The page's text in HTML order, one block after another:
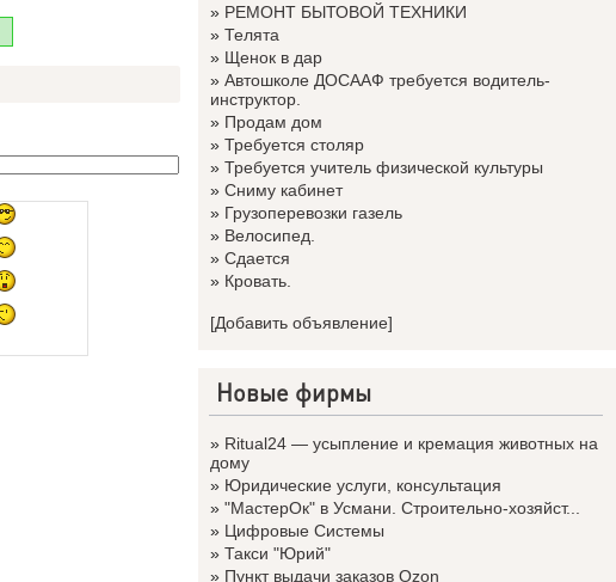
» РЕМОНТ БЫТОВОЙ ТЕХНИКИ
» Телята
» Щенок в дар
» Автошколе ДОСААФ требуется водитель-
инструктор.
» Продам дом
» Требуется столяр
» Требуется учитель физической культуры
» Сниму кабинет
» Грузоперевозки газель
» Велосипед.
» Сдается
» Кровать.
[Добавить объявление]
Новые фирмы
» Ritual24 — усыпление и кремация животных на
дому
» Юридические услуги, консультация
» "МастерОк" в Усмани. Строительно-хозяйст...
» Цифровые Системы
» Такси "Юрий"
» Пункт выдачи заказов Ozon